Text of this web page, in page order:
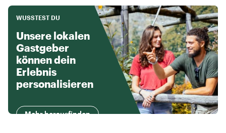
WUSSTEST DU
Unsere lokalen
Gastgeber
können dein
Erlebnis
personalisieren
Mehr herausfinden